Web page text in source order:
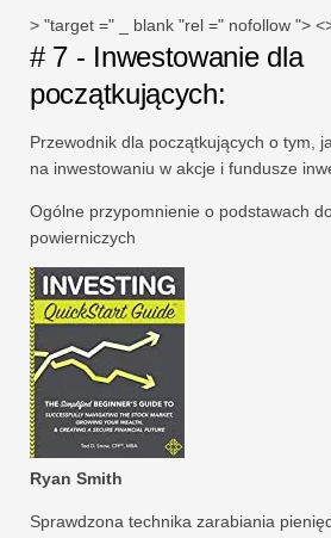
> "target =" _ blank "rel =" nofollow ">
# 7 - Inwestowanie dla
początkujących:
Przewodnik dla początkujących o tym,
na inwestowaniu w akcje i fundusze
Ogólne przypomnienie o podstawach
powierniczych
Ryan Smith
Sprawdzona technika zarabiania